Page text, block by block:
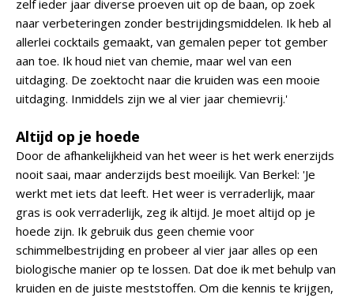
zelf ieder jaar diverse proeven uit op de baan, op zoek
naar verbeteringen zonder bestrijdingsmiddelen. Ik heb al
allerlei cocktails gemaakt, van gemalen peper tot gember
aan toe. Ik houd niet van chemie, maar wel van een
uitdaging. De zoektocht naar die kruiden was een mooie
uitdaging. Inmiddels zijn we al vier jaar chemievrij.'
Altijd op je hoede
Door de afhankelijkheid van het weer is het werk enerzijds
nooit saai, maar anderzijds best moeilijk. Van Berkel: 'Je
werkt met iets dat leeft. Het weer is verraderlijk, maar
gras is ook verraderlijk, zeg ik altijd. Je moet altijd op je
hoede zijn. Ik gebruik dus geen chemie voor
schimmelbestrijding en probeer al vier jaar alles op een
biologische manier op te lossen. Dat doe ik met behulp van
kruiden en de juiste meststoffen. Om die kennis te krijgen,